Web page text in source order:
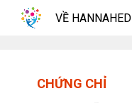
VỀ HANNAHED
CHỨNG CHỈ